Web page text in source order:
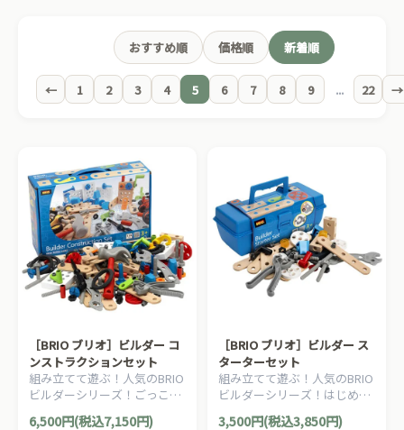
おすすめ順 価格順 新着順
← 1 2 3 4 5 6 7 8 9 ... 22 →
［BRIO ブリオ］ビルダー コ
ンストラクションセット
組み立てて遊ぶ！人気のBRIO
ビルダーシリーズ！ごっこ遊
びにもオススメなビルダー工
6,500円(税込7,150円)
［BRIO ブリオ］ビルダー ス
ターターセット
組み立てて遊ぶ！人気のBRIO
ビルダーシリーズ！はじめて
の組み立て遊びにオススメな
3,500円(税込3,850円)